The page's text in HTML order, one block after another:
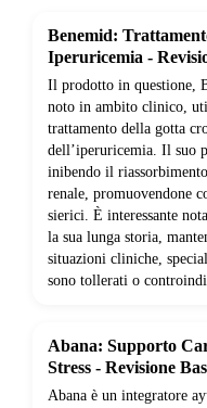
Benemid:
Iperuricemia -
Il prodotto in questione,
noto in ambito clinico,
trattamento della gotta
dell’iperuricemia. Il suo
inibendo il
renale, promuovendone
sierici. È interessante
la sua lunga storia,
situazioni cliniche,
sono tollerati o
Abana: Supporto
Stress - Revisione
Abana è un integratore